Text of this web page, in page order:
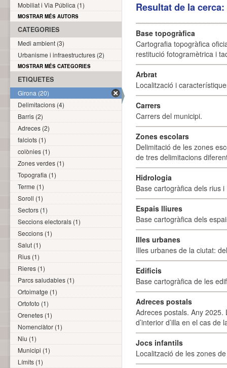
Resultat de la
Base topogràfica
Cartografia topogràfica
restitució fotogramètrica i
Arbrat
Localització i
Carrers
Carrers del municipi.
Zones escolars
Delimitació de les zones
de tres delimitacions
Hidrologia
Base cartogràfica dels rius
Espais lliures
Base cartogràfica dels
Illes urbanes
Illes urbanes de la ciutat:
Edificis
Base cartogràfica de les
Adreces postals
Adreces postals. Any 2025.
d’interior d’illa en el cas
Jocs infantils
Localització de les zones
Mobiliat i Via Pública (1)
MOSTRAR MÉS AUTORS
CATEGORIES
Medi ambient (3)
Urbanisme i infraestructures (2)
MOSTRAR MÉS CATEGORIES
ETIQUETES
Girona (20)
Delimitacions (4)
Barris (2)
Adreces (2)
falciots (1)
colònies (1)
Zones verdes (1)
Topografia (1)
Terme (1)
Soroll (1)
Sectors (1)
Seccions electorals (1)
Seccions (1)
Salut (1)
Rius (1)
Rieres (1)
Parcs saludables (1)
Ortoimatge (1)
Ortofoto (1)
Orenetes (1)
Nomenclàtor (1)
Niu (1)
Municipi (1)
Límits (1)